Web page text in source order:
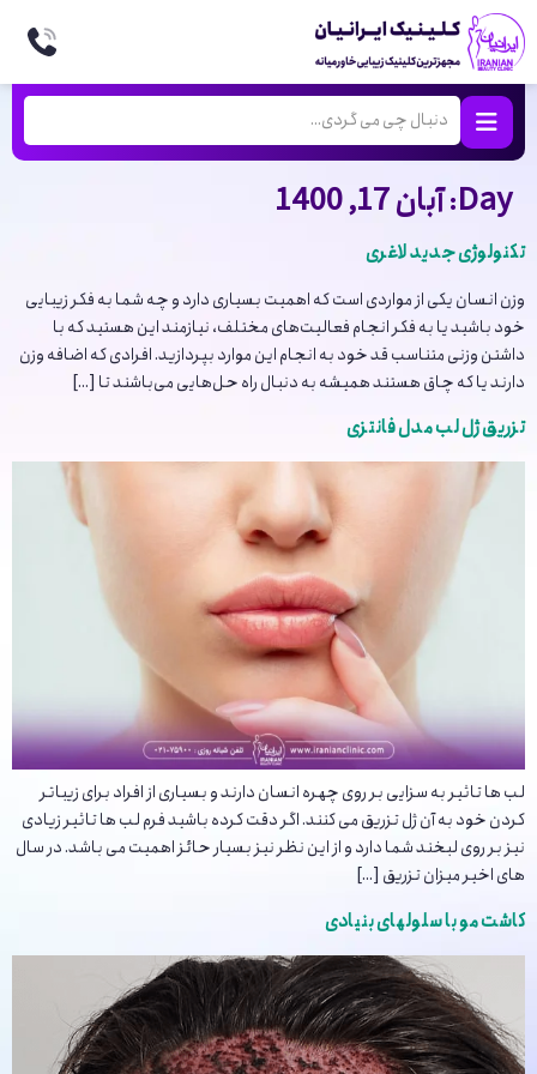
Day: آبان 17, 1400
تکنولوژی جدید لاغری
وزن انسان یکی از مواردی است که اهمیت بسیاری دارد و چه شما به فکر زیبایی
خود باشید یا به فکر انجام فعالیت‌های مختلف، نیازمند این هستید که با
داشتن وزنی متناسب قد خود به انجام این موارد بپردازید. افرادی که اضافه وزن
دارند یا که چاق هستند همیشه به دنبال راه حل‌هایی می‌باشند تا […]
تزریق ژل لب مدل فانتزی
لب ها تاثیر به سزایی بر روی چهره انسان دارند و بسیاری از افراد برای زیباتر
کردن خود به آن ژل تزریق می کنند. اگر دقت کرده باشید فرم لب ها تاثیر زیادی
نیز بر روی لبخند شما دارد و از این نظر نیز بسیار حائز اهمیت می باشد. در سال
های اخیر میزان تزریق […]
کاشت مو با سلولهای بنیادی